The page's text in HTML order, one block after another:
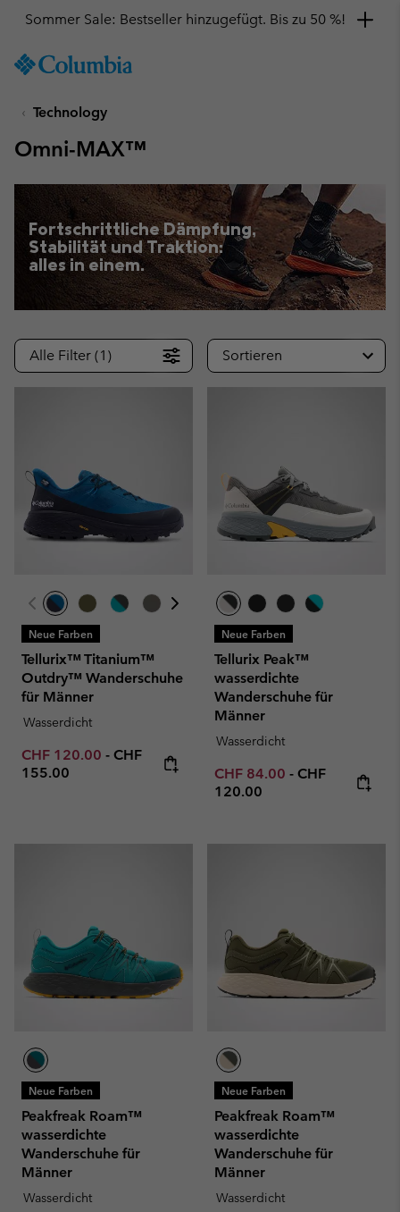
TO
SKIP
MAIN
SKIP
SEARCH
Hol dir einen 10 %-Gutschein
Technology
Omni-MAX™
Fortschrittliche Dämpfung,
Stabilität und Traktion:
alles in einem.
Alle Filter (1) Sortieren
Neue Farben
Tellurix™ Titanium™
Outdry™ Wanderschuhe
für Männer
Wasserdicht
Minimum sale price:
CHF 120.00 - Maximum price:
CHF
155.00
Neue Farben
Tellurix Peak™
wasserdichte
Wanderschuhe für
Männer
Wasserdicht
Minimum sale price:
CHF 84.00 - Maximum
CHF
120.00
Neue Farben
Peakfreak Roam™
wasserdichte
Wanderschuhe für
Männer
Wasserdicht
Neue Farben
Peakfreak Roam™
wasserdichte
Wanderschuhe für
Männer
Wasserdicht